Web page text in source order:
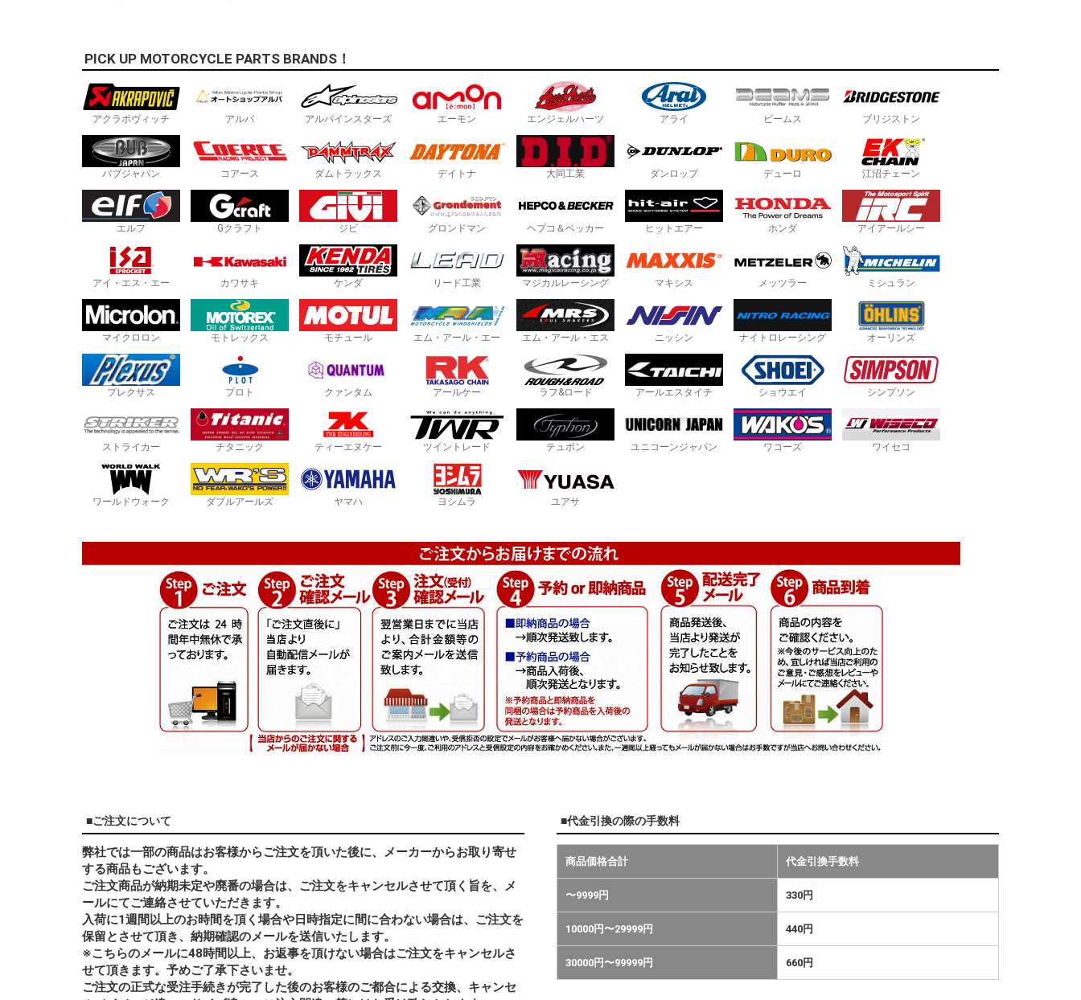
PICK UP MOTORCYCLE PARTS BRANDS！
アクラポヴィッチ アルバ アルパインスターズ エーモン エンジェルハーツ アライ ビームス ブリジストン
バブジャパン コアース ダムトラックス デイトナ 大同工業 ダンロップ デューロ 江沼チェーン
エルフ Gクラフト ジビ グロンドマン ヘプコ＆ベッカー ヒットエアー ホンダ アイアールシー
アイ・エス・エー カワサキ ケンダ リード工業 マジカルレーシング マキシス メッツラー ミシュラン
マイクロロン モトレックス モチュール エム・アール・エー エム・アール・エス ニッシン ナイトロレーシング オーリンズ
プレクサス プロト クァンタム アールケー ラフ&ロード アールエスタイチ ショウエイ シンプソン
ストライカー チタニック ティーエヌケー ツイントレード テュポン ユニコーンジャパン ワコーズ ワイセコ
ワールドウォーク ダブルアールズ ヤマハ ヨシムラ ユアサ
■ご注文について
弊社では一部の商品はお客様からご注文を頂いた後に、メーカーからお取り寄せ
する商品もございます。
ご注文商品が納期未定や廃番の場合は、ご注文をキャンセルさせて頂く旨を、メ
ールにてご連絡させていただきます。
入荷に1週間以上のお時間を頂く場合や日時指定に間に合わない場合は、ご注文を
保留とさせて頂き、納期確認のメールを送信いたします。
※こちらのメールに48時間以上、お返事を頂けない場合はご注文をキャンセルさ
せて頂きます。予めご了承下さいませ。
ご注文の正式な受注手続きが完了した後のお客様のご都合による交換、キャンセ
■代金引換の際の手数料
商品価格合計 代金引換手数料
〜9999円 330円
10000円〜29999円 440円
30000円〜99999円 660円